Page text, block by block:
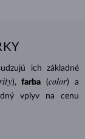
ich základné
), farba (color) a
vplyv na cenu